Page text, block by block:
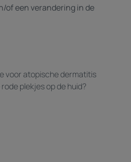
of een verandering in de
voor atopische dermatitis
plekjes op de huid?